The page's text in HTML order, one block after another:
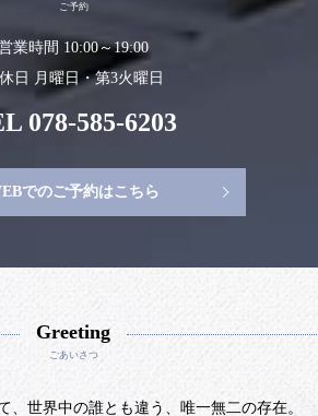
ご予約
業時間 10:00～19:00
日 月曜日・第3火曜日
078-585-6203
でのご予約はこちら
Greeting
ごあいさつ
、世界中の誰とも違う、唯一無二の存在。